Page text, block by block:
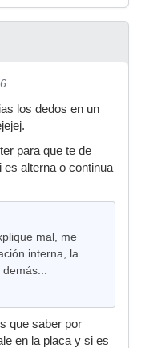
los dedos en un
para que te de
es alterna o continua
mal, me
interna, la
que saber por
en la placa y si es